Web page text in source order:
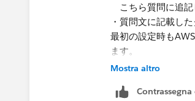
こちら質問に追記
・質問文に記載し
最初の設定時も
ます。
Mostra altro